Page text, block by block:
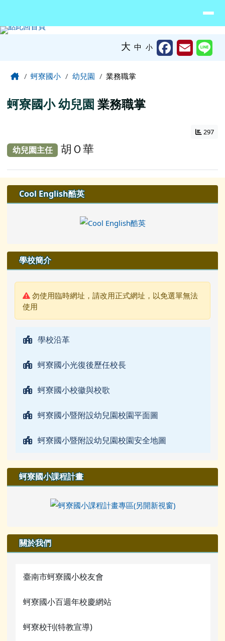
大 中 小
Home蚵寮國小 幼兒園 業務職掌
蚵寮國小幼兒園 業務職掌
297
幼兒園主任 胡Ｏ華
左邊區域內容
Cool English酷英
學校簡介
警告:
勿使用臨時網址，請改用正式網址，以免選單無法
使用
學校沿革
蚵寮國小光復後歷任校長
蚵寮國小校徽與校歌
蚵寮國小暨附設幼兒園校園平面圖
蚵寮國小暨附設幼兒園校園安全地圖
蚵寮國小課程計畫
關於我們
臺南市蚵寮國小校友會
蚵寮國小百週年校慶網站
蚵寮校刊(特教宣導)